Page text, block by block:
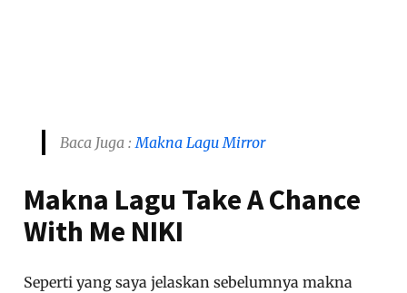
Baca Juga :Makna Lagu Mirror
Makna Lagu Take A Chance
With Me NIKI
Seperti yang saya jelaskan sebelumnya makna